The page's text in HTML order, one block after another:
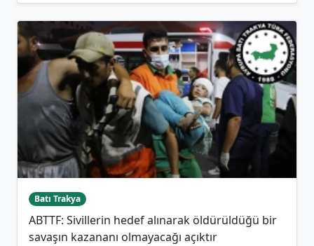
Batı Trakya
ABTTF: Sivillerin hedef alınarak öldürüldüğü bir
savaşın kazananı olmayacağı açıktır